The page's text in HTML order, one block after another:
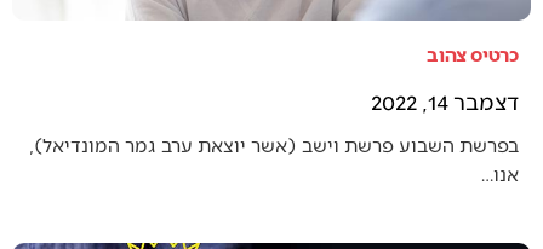
כרטיס צהוב
דצמבר 14, 2022
בפרשת השבוע פרשת וישב (אשר יוצאת ערב גמר המונדיאל),
אנו…